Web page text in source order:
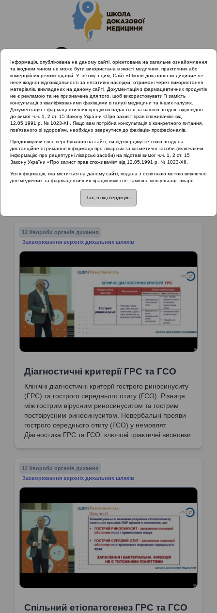
Головна
Матеріали за МКХ-11
12 Хвороби органів дихання
Захворювання верхніх дихальних шляхів
Матеріали за МКХ-11:: 12 Хвороби органів
дихання ::Захворювання верхніх дихальних
шляхів
Захворювання верхніх дихальних шляхів
12 Хвороби органів дихання
Захворювання верхніх дихальних шляхів
Діагностичні критерії ГРС та ГСО
Клінічні діагностичні критерії гострого риносинуситу
(ГРС) та гострого середнього отиту (ГСО). Різниця
між гострим вірусним риносинуситом та гострим
поствірусним риносинуситом. Невербальні прояви
гострого середнього отиту (ГСО) у немовлят.
Діагностика ГРС та ГСО: ключові практичні висновки.
12 Хвороби органів дихання
Захворювання верхніх дихальних шляхів
Спільний етіопатогенез ГРС та ГСО
Інформація, опублікована на даному сайті, орієнтована на загальне ознайомлення
та жодним чином не може бути використана в якості медичних, практичних або
комерційних рекомендацій. У зв’язку з цим, Сайт «Школи доказової медицини» не
несе жодної відповідальності за негативні наслідки, отримані через використання
матеріалів, викладених на даному сайті. Документація з фармацевтичних продуктів
не є рекламою та не призначена для того, щоб використовувати її замість
консультації з кваліфікованими фахівцями в галузі медицини та інших галузях.
Документація з фармацевтичних продуктів надається за вашою згодою відповідно
до вимог ч.ч. 1, 2 ст. 15 Закону України «Про захист прав споживачів» від
12.05.1991 р. № 1023-XII. Якщо вам потрібна консультація з конкретного питання,
пов’язаного зі здоров’ям, необхідно звернутися до фахівців- професіоналів.
Продовжуючи своє перебування на сайті, ви підтверджуєте свою згоду на
дистанційне отримання інформації про лікарські та косметичні засоби (включаючи
інформацію про рецептурні лікарські засоби) на підставі вимог ч.ч. 1, 2 ст. 15
Закону України «Про захист прав споживачів» від 12.05.1991 р. № 1023-XII.
Уся інформація, яка міститься на даному сайті, подана з освітньою метою виключно
для медичних та фармацевтичних працівників і не замінює консультації лікаря.
Так, я підтверджую.